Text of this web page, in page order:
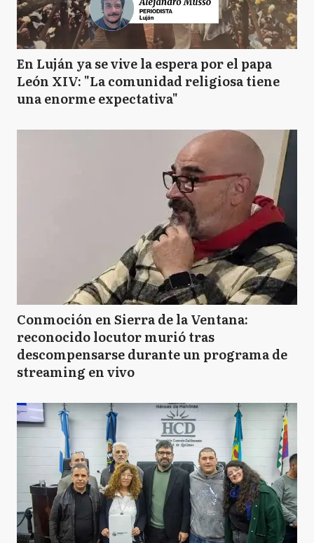
En Luján ya se vive la espera por el papa
León XIV: "La comunidad religiosa tiene
una enorme expectativa"
Conmoción en Sierra de la Ventana:
reconocido locutor murió tras
descompensarse durante un programa de
streaming en vivo